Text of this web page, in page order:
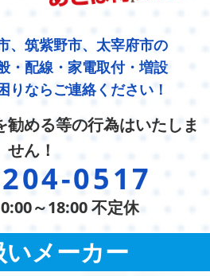
、筑紫野市、太宰府市の
・配線・家電取付・増設
りならご連絡ください！
める等の行為はいたしま
せん！
0517
～18:00 不定休
メーカー